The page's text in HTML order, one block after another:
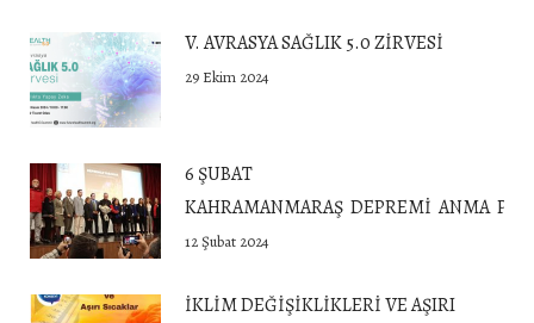
V. AVRASYA SAĞLIK 5.0 ZİRVESİ
29 Ekim 2024
6 ŞUBAT
KAHRAMANMARAŞ DEPREMİ ANMA
12 Şubat 2024
İKLİM DEĞİŞİKLİKLERİ VE AŞIRI